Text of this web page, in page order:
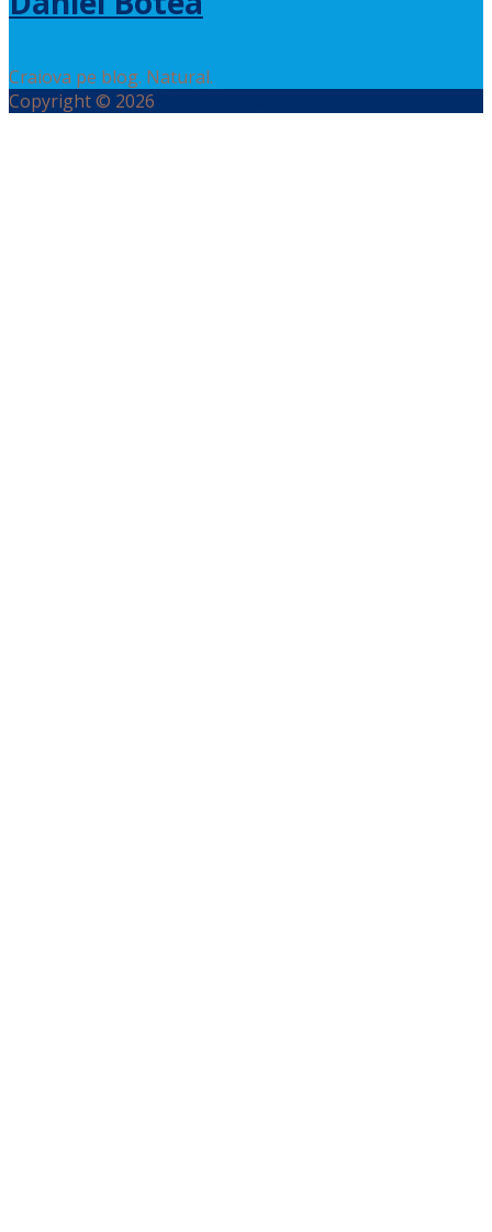
Craiova pe blog. Natural.
Copyright © 2026